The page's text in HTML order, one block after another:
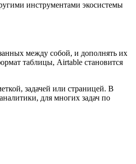
инструментами экосистемы
между собой, и дополнять их
таблицы, Airtable становится
задачей или страницей. В
для многих задач по